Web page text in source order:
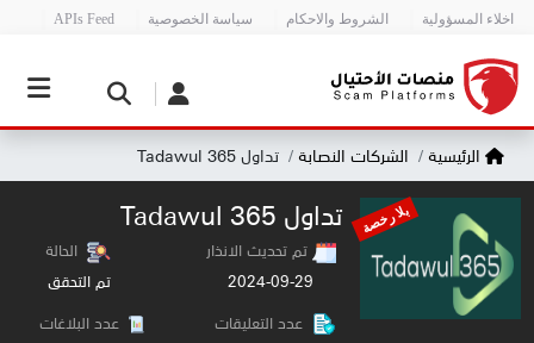
اخلاء المسؤولية الشروط والاحكام سياسة الخصوصية APIs Feed
الرئيسية الشركات النصابة تداول Tadawul 365
بلا رخصة تداول Tadawul 365
تم تحديث الانذار
2024-09-29
الحالة
تم التحقق
عدد التعليقات
عدد البلاغات